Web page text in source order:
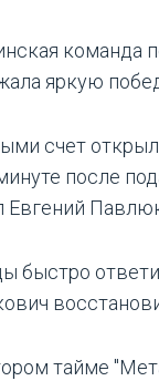
команда
яркую
счет
после
Евгений
быстро
тайме